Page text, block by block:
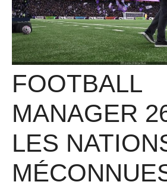
FOOTBALL
MANAGER
LES